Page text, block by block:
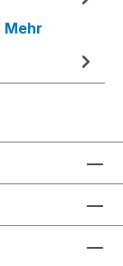
Mehr